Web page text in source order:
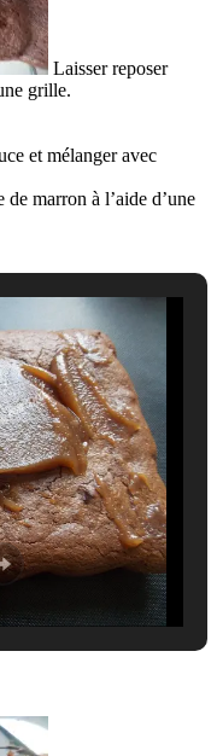
Laisser reposer
grille.
et mélanger avec
marron à l’aide d’une